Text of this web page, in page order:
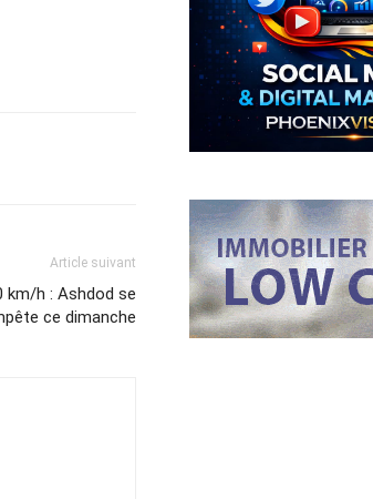
Article suivant
km/h : Ashdod se
ce dimanche